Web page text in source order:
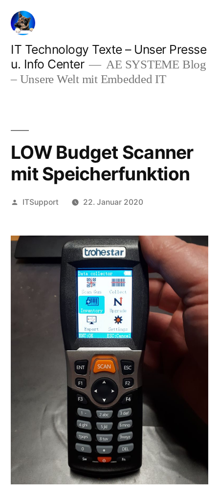
Zum
Inhalt
springen
IT Technology Texte – Unser Presse
u. Info Center
AE SYSTEME Blog
– Unsere Welt mit Embedded IT
LOW Budget Scanner
mit Speicherfunktion
Veröffentlicht
ITSupport 22. Januar 2020